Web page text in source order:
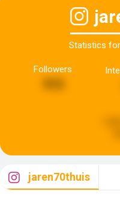
Statistics
Followers
jaren70thuis